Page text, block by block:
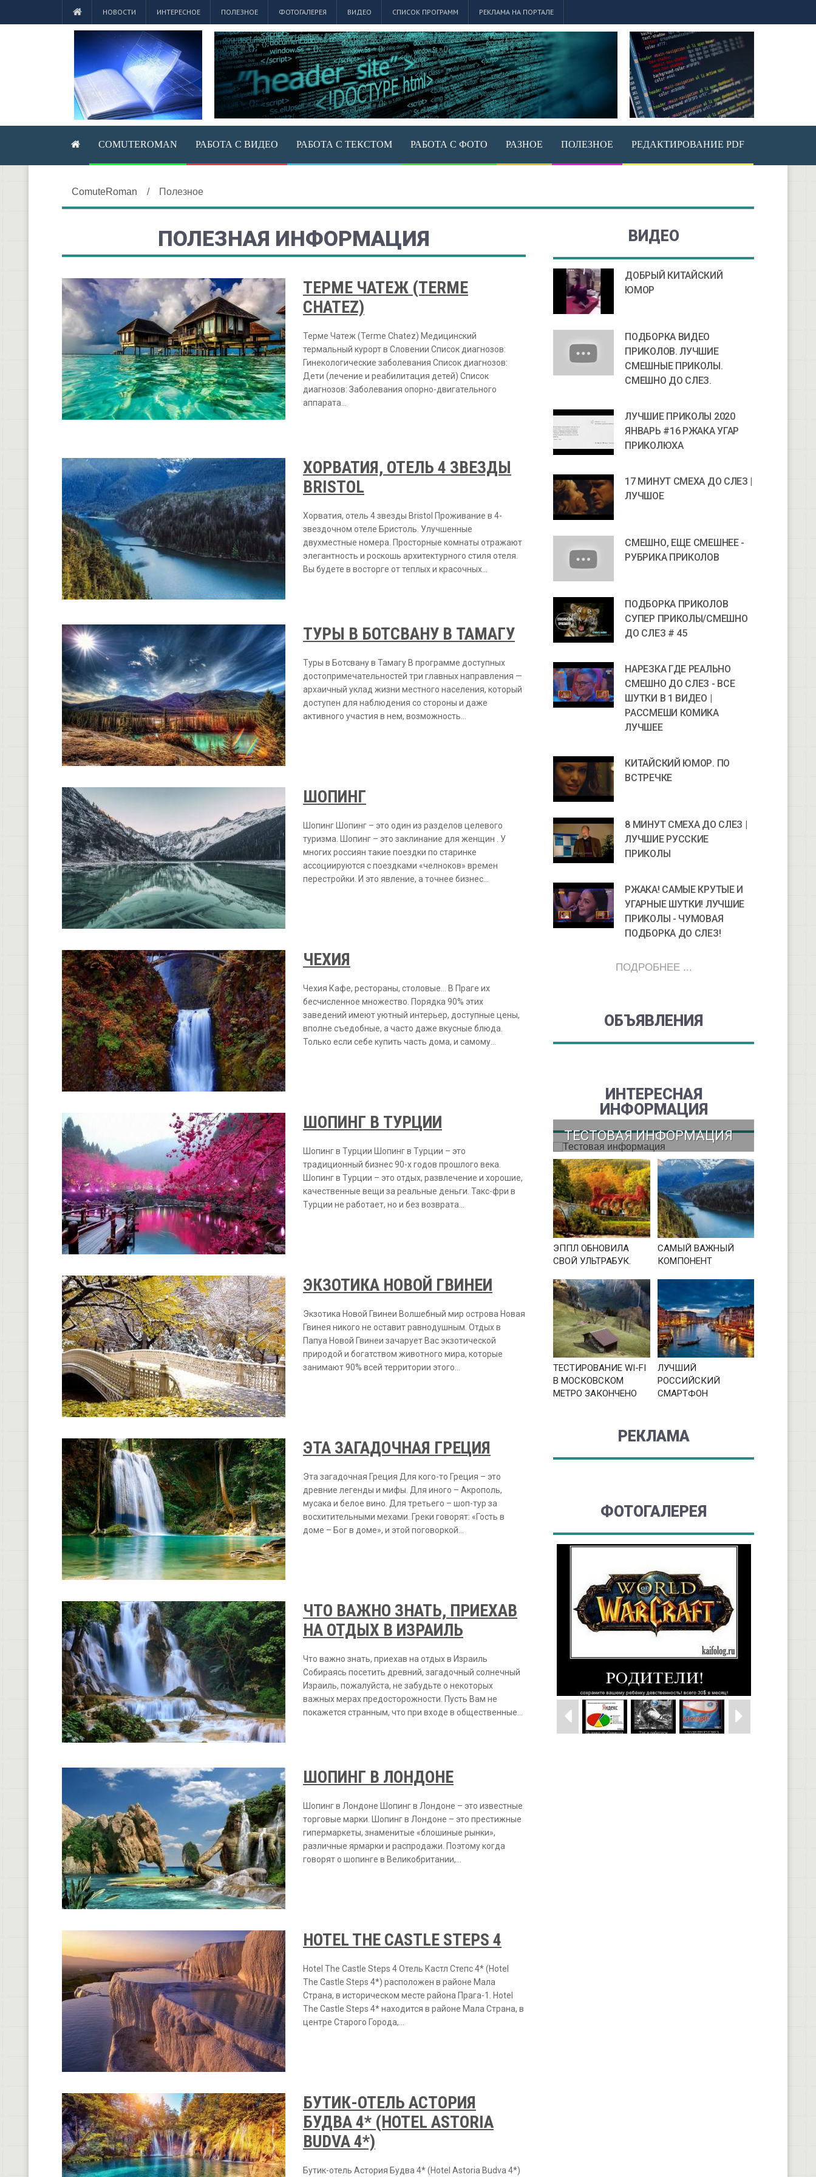
НОВОСТИ ИНТЕРЕСНОЕ ПОЛЕЗНОЕ ФОТОГАЛЕРЕЯ ВИДЕО СПИСОК ПРОГРАММ РЕКЛАМА НА ПОРТАЛЕ
COMUTEROMAN РАБОТА С ВИДЕО РАБОТА С ТЕКСТОМ РАБОТА С ФОТО РАЗНОЕ ПОЛЕЗНОЕ РЕДАКТИРОВАНИЕ PDF
ComuteRoman / Полезное
ПОЛЕЗНАЯ ИНФОРМАЦИЯ
ТЕРМЕ ЧАТЕЖ (TERME
CHATEZ)
Терме Чатеж (Terme Chatez) Медицинский
термальный курорт в Словении Список диагнозов:
Гинекологические заболевания Список диагнозов:
Дети (лечение и реабилитация детей) Список
диагнозов: Заболевания опорно-двигательного
аппарата…
ХОРВАТИЯ, ОТЕЛЬ 4 ЗВЕЗДЫ
BRISTOL
Хорватия, отель 4 звезды Bristol Проживание в 4-
звездочном отеле Бристоль. Улучшенные
двухместные номера. Просторные комнаты отражают
элегантность и роскошь архитектурного стиля отеля.
Вы будете в восторге от теплых и красочных…
ТУРЫ В БОТСВАНУ В ТАМАГУ
Туры в Ботсвану в Тамагу В программе доступных
достопримечательностей три главных направления —
архаичный уклад жизни местного населения, который
доступен для наблюдения со стороны и даже
активного участия в нем, возможность…
ШОПИНГ
Шопинг Шопинг – это один из разделов целевого
туризма. Шопинг – это заклинание для женщин . У
многих россиян такие поездки по старинке
ассоциируются с поездками «челноков» времен
перестройки. И это явление, а точнее бизнес…
ЧЕХИЯ
Чехия Кафе, рестораны, столовые… В Праге их
бесчисленное множество. Порядка 90% этих
заведений имеют уютный интерьер, доступные цены,
вполне съедобные, а часто даже вкусные блюда.
Только если себе купить часть дома, и самому…
ШОПИНГ В ТУРЦИИ
Шопинг в Турции Шопинг в Турции – это
традиционный бизнес 90-х годов прошлого века.
Шопинг в Турции – это отдых, развлечение и хорошие,
качественные вещи за реальные деньги. Такс-фри в
Турции не работает, но и без возврата…
ЭКЗОТИКА НОВОЙ ГВИНЕИ
Экзотика Новой Гвинеи Волшебный мир острова Новая
Гвинея никого не оставит равнодушным. Отдых в
Папуа Новой Гвинеи зачарует Вас экзотической
природой и богатством животного мира, которые
занимают 90% всей территории этого…
ЭТА ЗАГАДОЧНАЯ ГРЕЦИЯ
Эта загадочная Греция Для кого-то Греция – это
древние легенды и мифы. Для иного – Акрополь,
мусака и белое вино. Для третьего – шоп-тур за
восхитительными мехами. Греки говорят: «Гость в
доме – Бог в доме», и этой поговоркой…
ЧТО ВАЖНО ЗНАТЬ, ПРИЕХАВ
НА ОТДЫХ В ИЗРАИЛЬ
Что важно знать, приехав на отдых в Израиль
Собираясь посетить древний, загадочный солнечный
Израиль, пожалуйста, не забудьте о некоторых
важных мерах предосторожности. Пусть Вам не
покажется странным, что при входе в общественные…
ШОПИНГ В ЛОНДОНЕ
Шопинг в Лондоне Шопинг в Лондоне – это известные
торговые марки. Шопинг в Лондоне – это престижные
гипермаркеты, знаменитые «блошиные рынки»,
различные ярмарки и распродажи. Поэтому когда
говорят о шопинге в Великобритании,…
HOTEL THE CASTLE STEPS 4
Hotel The Castle Steps 4 Отель Кастл Степс 4* (Hotel
The Castle Steps 4*) расположен в районе Мала
Страна, в историческом месте района Прага-1. Hotel
The Castle Steps 4* находится в районе Мала Страна, в
центре Старого Города,…
БУТИК-ОТЕЛЬ АСТОРИЯ
БУДВА 4* (HOTEL ASTORIA
BUDVA 4*)
Бутик-отель Астория Будва 4* (Hotel Astoria Budva 4*)
ВИДЕО
ДОБРЫЙ КИТАЙСКИЙ
ЮМОР
ПОДБОРКА ВИДЕО
ПРИКОЛОВ. ЛУЧШИЕ
СМЕШНЫЕ ПРИКОЛЫ.
СМЕШНО ДО СЛЕЗ.
ЛУЧШИЕ ПРИКОЛЫ 2020
ЯНВАРЬ #16 РЖАКА УГАР
ПРИКОЛЮХА
17 МИНУТ СМЕХА ДО СЛЕЗ |
ЛУЧШОЕ
СМЕШНО, ЕЩЕ СМЕШНЕЕ -
РУБРИКА ПРИКОЛОВ
ПОДБОРКА ПРИКОЛОВ
СУПЕР ПРИКОЛЫ/СМЕШНО
ДО СЛЕЗ # 45
НАРЕЗКА ГДЕ РЕАЛЬНО
СМЕШНО ДО СЛЕЗ - ВСЕ
ШУТКИ В 1 ВИДЕО |
РАССМЕШИ КОМИКА
ЛУЧШЕЕ
КИТАЙСКИЙ ЮМОР. ПО
ВСТРЕЧКЕ
8 МИНУТ СМЕХА ДО СЛЕЗ |
ЛУЧШИЕ РУССКИЕ
ПРИКОЛЫ
РЖАКА! САМЫЕ КРУТЫЕ И
УГАРНЫЕ ШУТКИ! ЛУЧШИЕ
ПРИКОЛЫ - ЧУМОВАЯ
ПОДБОРКА ДО СЛЕЗ!
ПОДРОБНЕЕ ...
ОБЪЯВЛЕНИЯ
ИНТЕРЕСНАЯ
ИНФОРМАЦИЯ
ТЕСТОВАЯ ИНФОРМАЦИЯ
ЭППЛ ОБНОВИЛА
СВОЙ УЛЬТРАБУК.
САМЫЙ ВАЖНЫЙ
КОМПОНЕНТ
ТЕСТИРОВАНИЕ WI-FI
В МОСКОВСКОМ
МЕТРО ЗАКОНЧЕНО
ЛУЧШИЙ
РОССИЙСКИЙ
СМАРТФОН
РЕКЛАМА
ФОТОГАЛЕРЕЯ